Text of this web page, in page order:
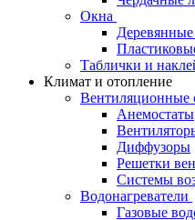
Окна
Деревянные
Таблички и
Климат и отопление
Вентиляционные
Анемостаты
Диффузоры
Решетки
Системы
Водонагреватели
Газовые